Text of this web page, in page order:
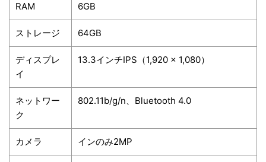
RAM 6GB
ストレージ 64GB
ディスプレ
イ
13.3インチIPS（1,920 x 1,080）
ネットワー
ク
802.11b/g/n、Bluetooth 4.0
カメラ インのみ2MP